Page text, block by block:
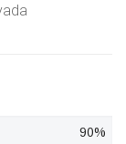
90%